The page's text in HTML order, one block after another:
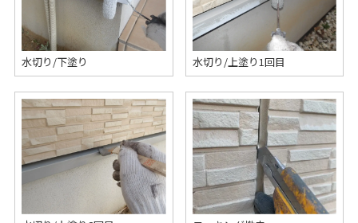
水切り/下塗り 水切り/上塗り1回目